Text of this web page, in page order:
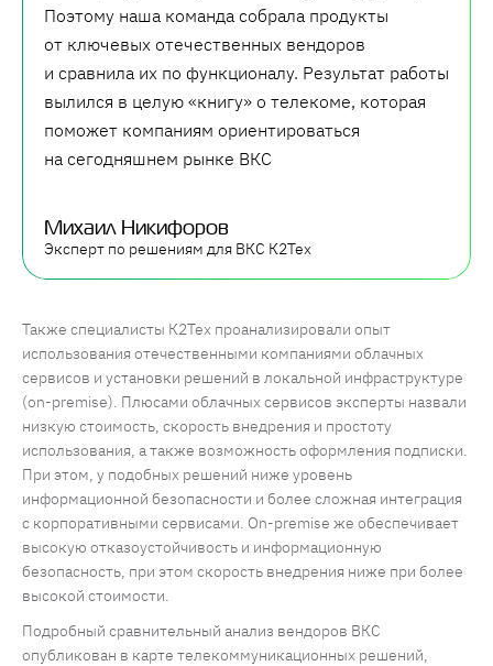
Поэтому наша команда собрала продукты
от ключевых отечественных вендоров
и сравнила их по функционалу. Результат работы
вылился в целую «книгу» о телекоме, которая
поможет компаниям ориентироваться
на сегодняшнем рынке ВКС
Михаил Никифоров
Эксперт по решениям для ВКС К2Тех
Также специалисты К2Тех проанализировали опыт
использования отечественными компаниями облачных
сервисов и установки решений в локальной инфраструктуре
(on-premise). Плюсами облачных сервисов эксперты назвали
низкую стоимость, скорость внедрения и простоту
использования, а также возможность оформления подписки.
При этом, у подобных решений ниже уровень
информационной безопасности и более сложная интеграция
с корпоративными сервисами. On-premise же обеспечивает
высокую отказоустойчивость и информационную
безопасность, при этом скорость внедрения ниже при более
высокой стоимости.
Подробный сравнительный анализ вендоров ВКС
опубликован в карте телекоммуникационных решений,